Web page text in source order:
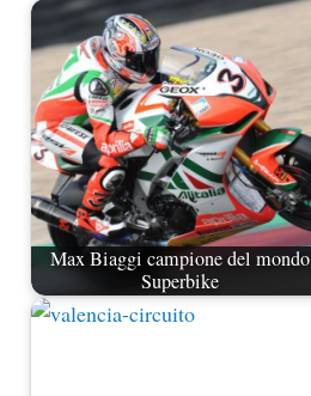
Max Biaggi campione del mondo
Superbike